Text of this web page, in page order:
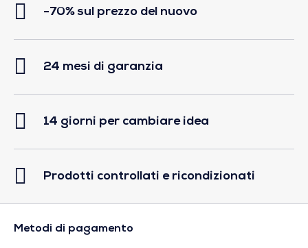
-70% sul prezzo del nuovo
24 mesi di garanzia
14 giorni per cambiare idea
Prodotti controllati e ricondizionati
Metodi di pagamento